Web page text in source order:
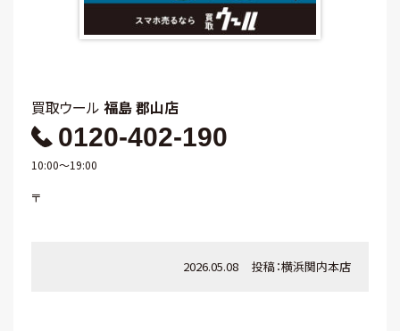
買取ウール 福島 郡山店
0120-402-190
10:00～19:00
〒
2026.05.08 投稿：横浜関内本店